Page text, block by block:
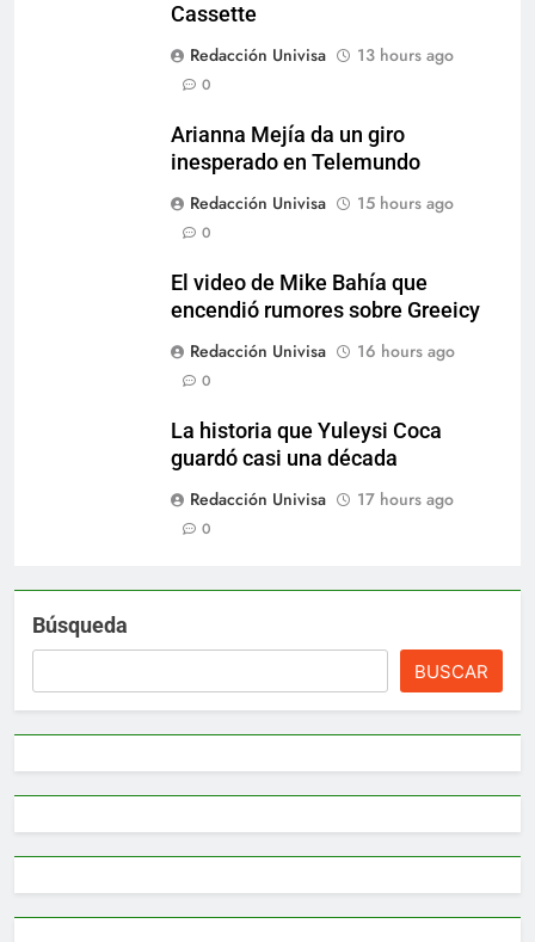
Cassette
Redacción Univisa
13 hours ago
0
Arianna Mejía da un giro
inesperado en Telemundo
Redacción Univisa
15 hours ago
0
El video de Mike Bahía que
encendió rumores sobre Greeicy
Redacción Univisa
16 hours ago
0
La historia que Yuleysi Coca
guardó casi una década
Redacción Univisa
17 hours ago
0
Búsqueda
BUSCAR